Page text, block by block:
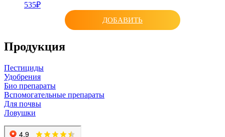
535₽
ДОБАВИТЬ
Продукция
Пестициды
Удобрения
Био препараты
Вспомогательные препараты
Для почвы
Ловушки